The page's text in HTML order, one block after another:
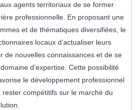
agents territoriaux de se former
professionnelle. En proposant une
et de thématiques diversifiées, le
locaux d’actualiser leurs
de nouvelles connaissances et de se
d’expertise. Cette possibilité
le développement professionnel
compétitifs sur le marché du